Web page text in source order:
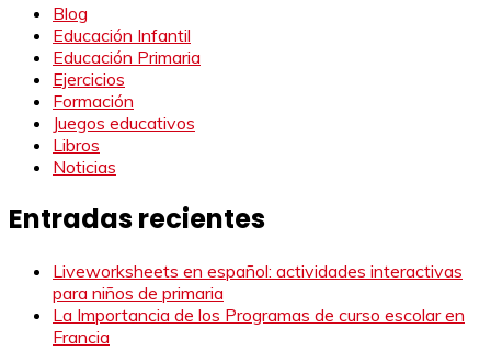
Blog
Educación Infantil
Educación Primaria
Ejercicios
Formación
Juegos educativos
Libros
Noticias
Entradas recientes
Liveworksheets en español: actividades interactivas
para niños de primaria
La Importancia de los Programas de curso escolar en
Francia